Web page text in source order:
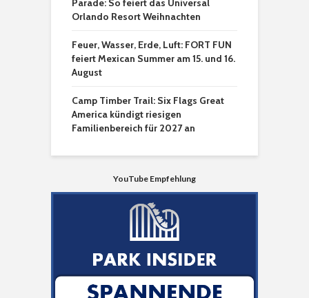
Parade: So feiert das Universal
Orlando Resort Weihnachten
Feuer, Wasser, Erde, Luft: FORT FUN
feiert Mexican Summer am 15. und 16.
August
Camp Timber Trail: Six Flags Great
America kündigt riesigen
Familienbereich für 2027 an
YouTube Empfehlung